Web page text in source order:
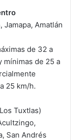
Jamapa, Amatlán
de 32 a
mínimas de 25 a
25 km/h.
Tuxtlas)
San Andrés